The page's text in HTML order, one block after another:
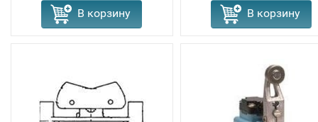
В корзину В корзину